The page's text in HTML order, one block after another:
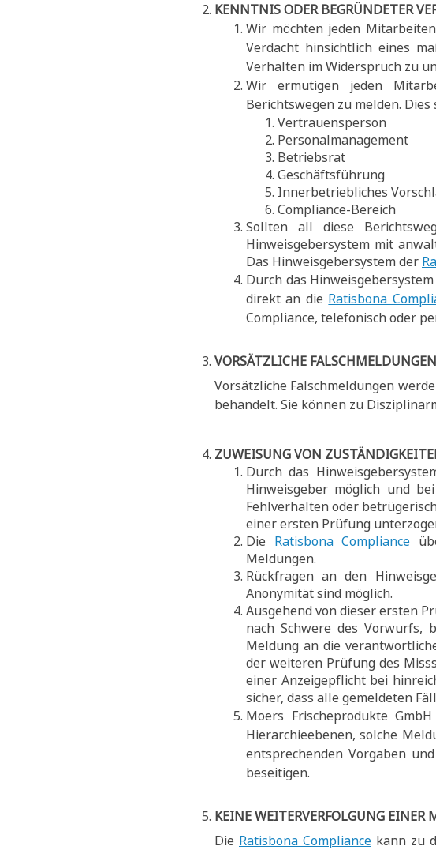
KENNTNIS ODER BEGRÜNDETER
Wir möchten jeden
Verdacht hinsichtlich eines
Verhalten im Widerspruch zu
Wir ermutigen jeden
Berichtswegen zu melden.
Vertrauensperson
Personalmanagement
Betriebsrat
Geschäftsführung
Innerbetriebliches
Compliance-Bereich
Sollten all diese
Hinweisgebersystem mit
Das Hinweisgebersystem der
Durch das
direkt an die Ratisbona
Compliance, telefonisch oder
VORSÄTZLICHE FALSCHMELDUNGEN
Vorsätzliche Falschmeldungen
behandelt. Sie können zu
ZUWEISUNG VON
Durch das
Hinweisgeber möglich und
Fehlverhalten oder
einer ersten Prüfung
Die Ratisbona Compliance
Meldungen.
Rückfragen an den
Anonymität sind möglich.
Ausgehend von dieser ersten
nach Schwere des Vorwurfs,
Meldung an die
der weiteren Prüfung des
einer Anzeigepflicht bei
sicher, dass alle gemeldeten
Moers Frischeprodukte
Hierarchieebenen, solche
entsprechenden Vorgaben
beseitigen.
KEINE WEITERVERFOLGUNG EINER
Die Ratisbona Compliance kann zu